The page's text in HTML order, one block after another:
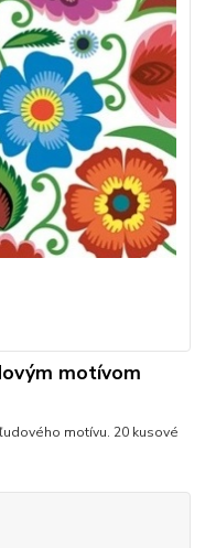
motívom
motívu. 20 kusové